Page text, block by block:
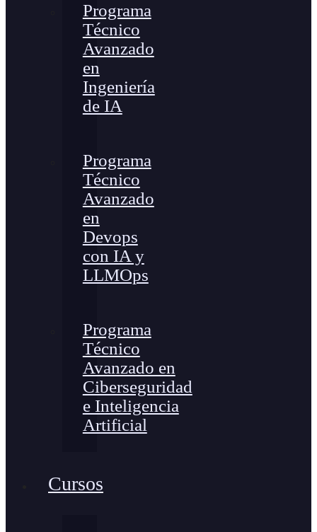
Programa
Técnico
Avanzado
en
Ingeniería
de IA
Programa
Técnico
Avanzado
en
Devops
con IA y
LLMOps
Programa
Técnico
Avanzado en
Ciberseguridad
e Inteligencia
Artificial
Cursos